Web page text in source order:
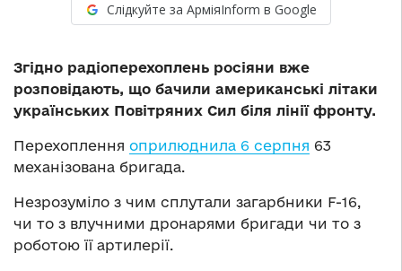
Слідкуйте за АрміяInform в Google
Згідно радіоперехоплень росіяни вже
розповідають, що бачили американські літаки
українських Повітряних Сил біля лінії фронту.
Перехоплення оприлюднила 6 серпня 63
механізована бригада.
Незрозуміло з чим сплутали загарбники F-16,
чи то з влучними дронарями бригади чи то з
роботою її артилерії.